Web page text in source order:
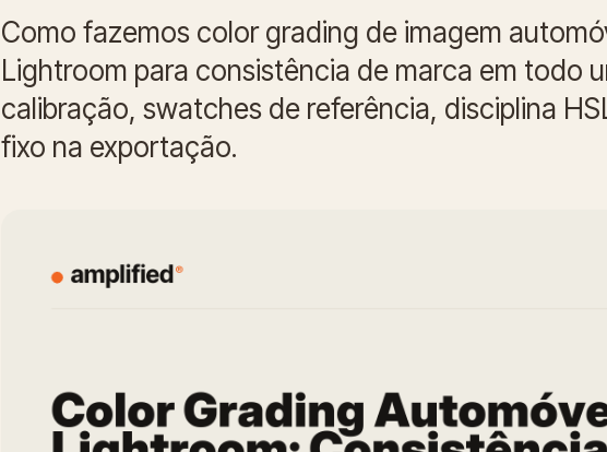
Como fazemos color grading de imagem
Lightroom para consistência de marca em todo
calibração, swatches de referência, disciplina
fixo na exportação.